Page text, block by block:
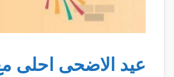
عيد الاضحى احلى